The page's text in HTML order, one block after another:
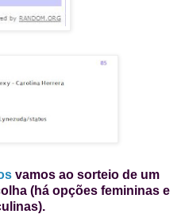
vamos ao sorteio de um
(há opções femininas e